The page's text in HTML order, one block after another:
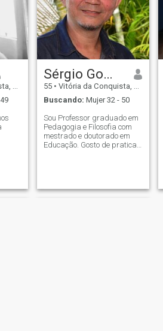
Sérgio Gomes Carvalho
55 • Vitória da Conquista, Bahia, Brasil
Buscando: Mujer 32 - 50
Sou Professor graduado em
Pedagogia e Filosofia com
mestrado e doutorado em
Educação. Gosto de praticar